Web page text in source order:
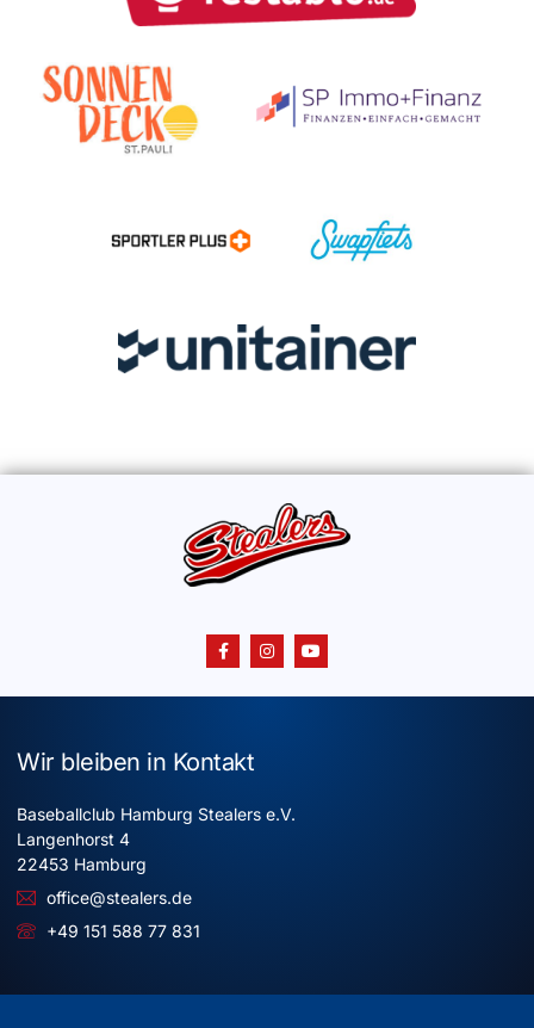
Wir bleiben in Kontakt
Baseballclub Hamburg Stealers e.V.
Langenhorst 4
22453 Hamburg
office@stealers.de
+49 151 588 77 831